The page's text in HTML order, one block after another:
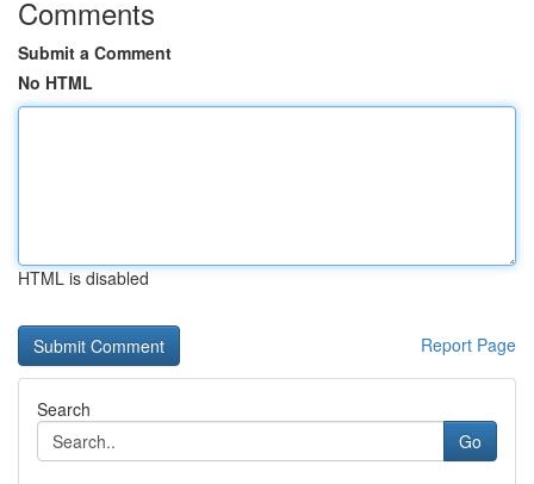
Comments
Submit a Comment
No HTML
HTML is disabled
Report Page
Search
Go